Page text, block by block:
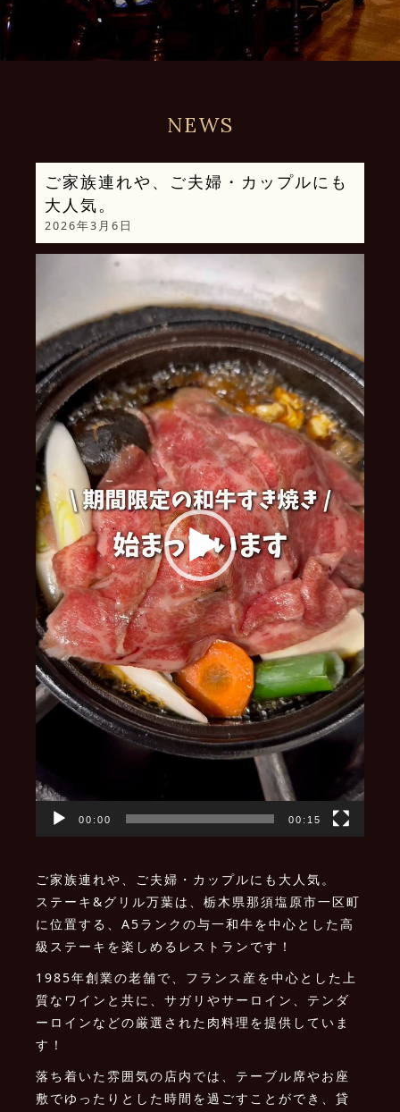
NEWS
ご家族連れや、ご夫婦・カップルにも
大人気。
2026年3月6日
レ
ー
ヤ
ー
00:00 00:15
ご家族連れや、ご夫婦・カップルにも大人気。
ステーキ&グリル万葉は、栃木県那須塩原市一区町
に位置する、A5ランクの与一和牛を中心とした高
級ステーキを楽しめるレストランです！
1985年創業の老舗で、フランス産を中心とした上
質なワインと共に、サガリやサーロイン、テンダ
ーロインなどの厳選された肉料理を提供していま
す！
落ち着いた雰囲気の店内では、テーブル席やお座
敷でゆったりとした時間を過ごすことができ、貸